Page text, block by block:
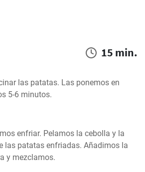
15 min.
las patatas. Las ponemos en
5-6 minutos.
enfriar. Pelamos la cebolla y la
las patatas enfriadas. Añadimos la
y mezclamos.